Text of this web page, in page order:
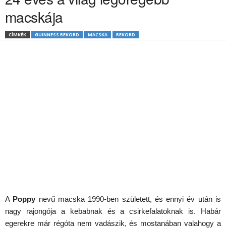
macskája
CÍMKÉK GUINNESS REKORD MACSKA REKORD
A Poppy nevű macska 1990-ben született, és ennyi év után is
nagy rajongója a kebabnak és a csirkefalatoknak is. Habár
egerekre már régóta nem vadászik, és mostanában valahogy a